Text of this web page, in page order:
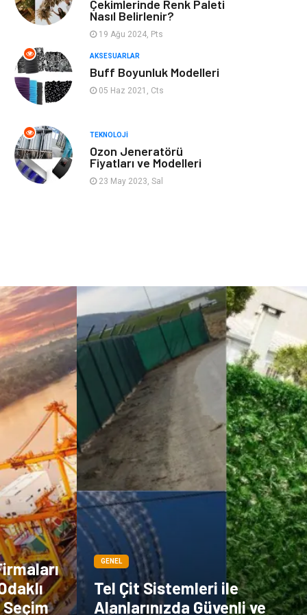
Anne & Çocuk
Ev İşleri Modifiye
Astroloji
cep telefonu
ekonomik e-ticaret
Sigorta Veteriner
kadınlar ve takı sağlık
Spor Malzemeleri
Çekimlerinde Renk Paleti
Nasıl Belirlenir?
19 Ağu 2024, Pts
AKSESUARLAR
Buff Boyunluk Modelleri
05 Haz 2021, Cts
TEKNOLOJI
Ozon Jeneratörü
Fiyatları ve Modelleri
23 May 2023, Sal
Seçim
GENEL
Tel Çit Sistemleri ile
Alanlarınızda Güvenli ve